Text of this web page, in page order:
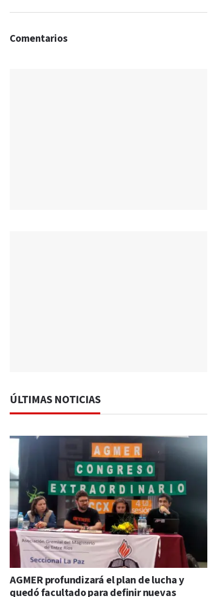
Comentarios
ÚLTIMAS NOTICIAS
AGMER profundizará el plan de lucha y
quedó facultado para definir nuevas